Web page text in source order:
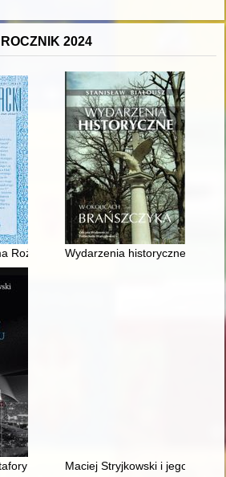
ROCZNIK 2024
Rożniatowskiego w świetle nowych badań
Wydarzenia historyczne w
InternetuMaciej Stryjkowski i jego